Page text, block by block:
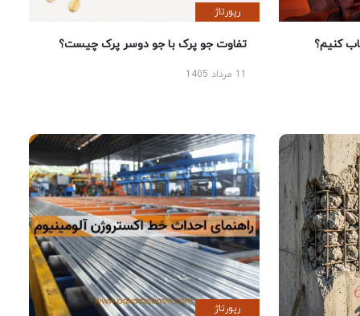
کنیم؟
رپورتاژ
تفاوت جو پرک با جو دوسر پرک چیست؟
رپورتاژ